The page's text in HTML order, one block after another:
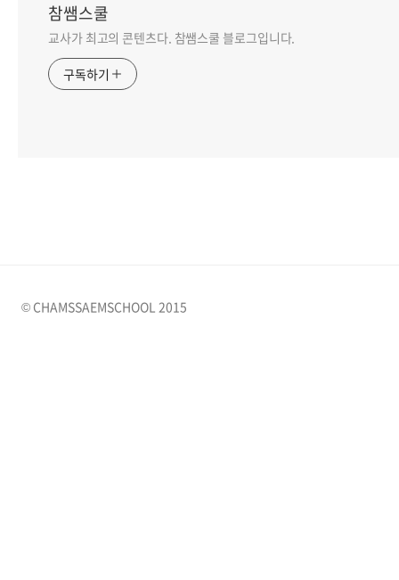
참쌤스쿨
교사가 최고의 콘텐츠다. 참쌤스쿨 블로그입니다.
구독하기
© CHAMSSAEMSCHOOL 2015